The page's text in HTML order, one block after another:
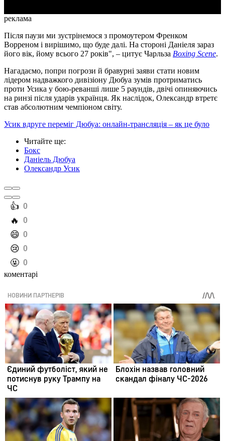
реклама
Після паузи ми зустрінемося з промоутером Френком
Ворреном і вирішимо, що буде далі. На стороні Даніеля зараз
його вік, йому всього 27 років", – цитує Чарльза Boxing Scene.
Нагадаємо, попри погрози й бравурні заяви стати новим
лідером надважкого дивізіону Дюбуа зумів протриматись
проти Усика у бою-реванші лише 5 раундів, двічі опиняючись
на ринзі після ударів українця. Як наслідок, Олександр втретє
став абсолютним чемпіоном світу.
Усик вдруге переміг Дюбуа: онлайн-трансляція – як це було
Читайте ще:
Бокс
Даніель Дюбуа
Олександр Усик
️👍 0
️🔥 0
️😄 0
️😢 0
️🤬 0
коментарі